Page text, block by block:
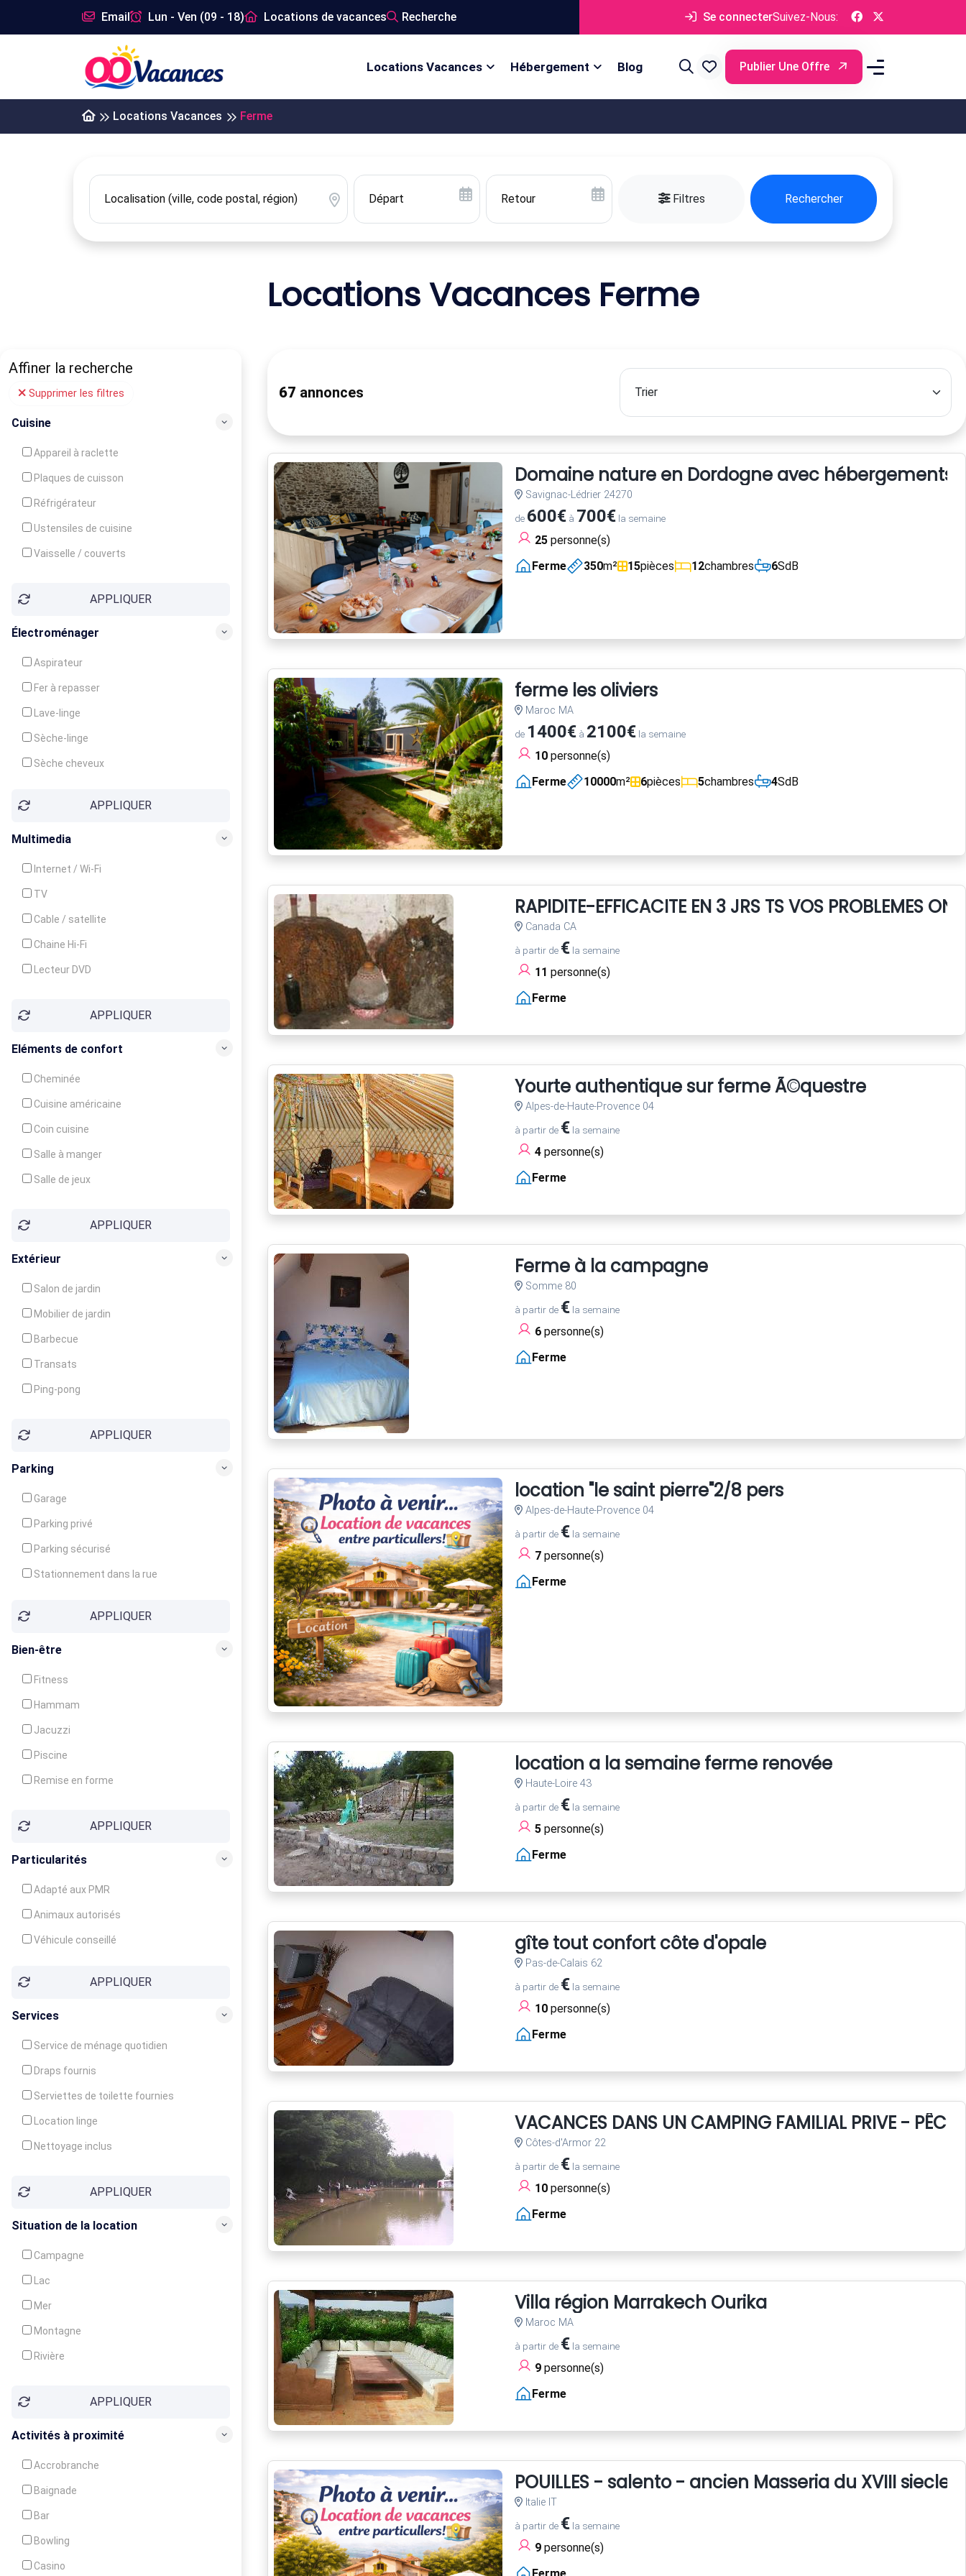
Email Lun - Ven (09 - 18) Locations de vacances Recherche Se connecterSuivez-Nous:
Locations Vacances Hébergement Blog Publier Une Offre
Locations Vacances Ferme
Filtres Rechercher
Locations Vacances Ferme
Affiner la recherche
Supprimer les filtres
Cuisine
Appareil à raclette
Plaques de cuisson
Réfrigérateur
Ustensiles de cuisine
Vaisselle / couverts
Congélateur
APPLIQUER
Électroménager
Aspirateur
Fer à repasser
Lave-linge
Sèche-linge
Sèche cheveux
APPLIQUER
Multimedia
Internet / Wi-Fi
TV
Cable / satellite
Chaine Hi-Fi
Lecteur DVD
APPLIQUER
Eléments de confort
Cheminée
Cuisine américaine
Coin cuisine
Salle à manger
Salle de jeux
Balcon / Terrasse
APPLIQUER
Extérieur
Salon de jardin
Mobilier de jardin
Barbecue
Transats
Ping-pong
Jeux d'enfantsAPPLIQUER
Parking
Garage
Parking privé
Parking sécurisé
Stationnement dans la rue
APPLIQUER
Bien-être
Fitness
Hammam
Jacuzzi
Piscine
Remise en forme
Soins du corpsAPPLIQUER
Particularités
Adapté aux PMR
Animaux autorisés
Véhicule conseillé
APPLIQUER
Services
Service de ménage quotidien
Draps fournis
Serviettes de toilette fournies
Location linge
Nettoyage inclus
Garde d'enfants
Crèche
APPLIQUER
Situation de la location
Campagne
Lac
Mer
Montagne
Rivière
APPLIQUER
Activités à proximité
Accrobranche
Baignade
Bar
Bowling
Casino
67 annonces
Domaine nature en Dordogne avec
Savignac-Lédrier 24270
de 600€à 700€la semaine
25personne(s)
Ferme
350m² 15pièces 12chambres 6SdB
ferme les oliviers
Maroc MA
de 1400€à 2100€la semaine
10personne(s)
Ferme
10000m² 6pièces 5chambres 4SdB
RAPIDITE-EFFICACITE EN 3 JRS TS VOS PROBLEMES
Canada CA
à partir de €la semaine
11 personne(s)
Ferme
Yourte authentique sur ferme Ã©questre
Alpes-de-Haute-Provence 04
à partir de €la semaine
4personne(s)
Ferme
Ferme à la campagne
Somme 80
à partir de €la semaine
6personne(s)
Ferme
location "le saint pierre"2/8 pers
Alpes-de-Haute-Provence 04
à partir de €la semaine
7personne(s)
Ferme
location a la semaine ferme renovée
Haute-Loire 43
à partir de €la semaine
5personne(s)
Ferme
gîte tout confort côte d'opale
Pas-de-Calais 62
à partir de €la semaine
10personne(s)
Ferme
VACANCES DANS UN CAMPING FAMILIAL PRIVE -
Côtes-d'Armor 22
à partir de €la semaine
10personne(s)
Ferme
Villa région Marrakech Ourika
Maroc MA
à partir de €la semaine
9personne(s)
Ferme
POUILLES - salento - ancien Masseria du XVIII siecle
Italie IT
à partir de €la semaine
9personne(s)